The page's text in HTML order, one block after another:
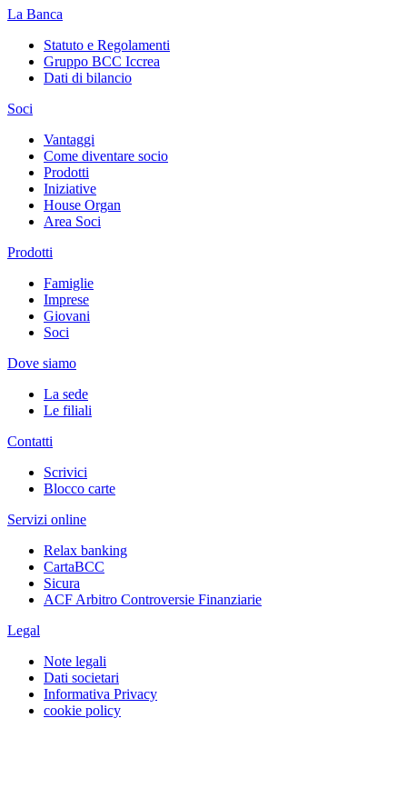
La Banca
Statuto e Regolamenti
Gruppo BCC Iccrea
Dati di bilancio
Soci
Vantaggi
Come diventare socio
Prodotti
Iniziative
House Organ
Area Soci
Prodotti
Famiglie
Imprese
Giovani
Soci
Dove siamo
La sede
Le filiali
Contatti
Scrivici
Blocco carte
Servizi online
Relax banking
CartaBCC
Sicura
ACF Arbitro Controversie Finanziarie
Legal
Note legali
Dati societari
Informativa Privacy
cookie policy